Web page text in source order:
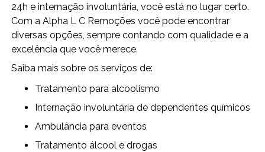
24h e internação involuntária, você está no lugar certo.
Com a Alpha L C Remoções você pode encontrar
diversas opções, sempre contando com qualidade e a
excelência que você merece.
Saiba mais sobre os serviços de:
tratamento para alcoolismo
internação involuntária de dependentes químicos
ambulância para eventos
tratamento álcool e drogas